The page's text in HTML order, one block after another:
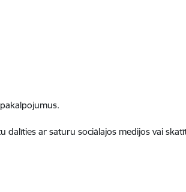
dalīties ar saturu sociālajos medijos vai